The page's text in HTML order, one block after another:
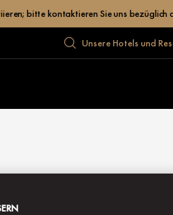
bitte kontaktieren Sie uns
Unsere Hotels und